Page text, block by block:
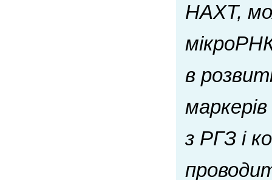
НАХТ,
мікроРНК
в
маркерів
з РГЗ і